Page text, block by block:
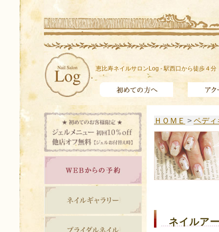
恵比寿ネイルサロンLog - 駅西口から徒歩４分
ＨＯＭＥ > ペディ
ネイルア